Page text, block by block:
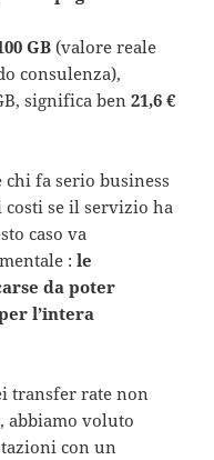
GB(valore reale
consulenza),
significa ben21,6 €
chi fa serio business
se il servizio ha
caso va
:le
da poter
l’intera
transfer rate non
voluto
con un